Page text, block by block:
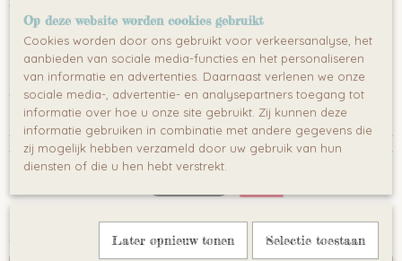
100% katoenen met polyester vulling
Geschikt vanaf geboorte tot ongeveer 4 maanden
Met strikken om vast te binden.
Inclusief klein kussentje & laken voor extra comfort
Binnenmaat 86 x 50 cm
Veiligheidswaarschuwing:Laat uw baby nooit alleen in het
babynestje
Reacties
Ook interessant
Op deze website worden cookies gebruikt
Cookies worden door ons gebruikt voor verkeersanalyse, het
aanbieden van sociale media-functies en het personaliseren
van informatie en advertenties. Daarnaast verlenen we onze
sociale media-, advertentie- en analysepartners toegang tot
informatie over hoe u onze site gebruikt. Zij kunnen deze
informatie gebruiken in combinatie met andere gegevens die
zij mogelijk hebben verzameld door uw gebruik van hun
diensten of die u hen hebt verstrekt.
Later opnieuw tonen Selectie toestaan